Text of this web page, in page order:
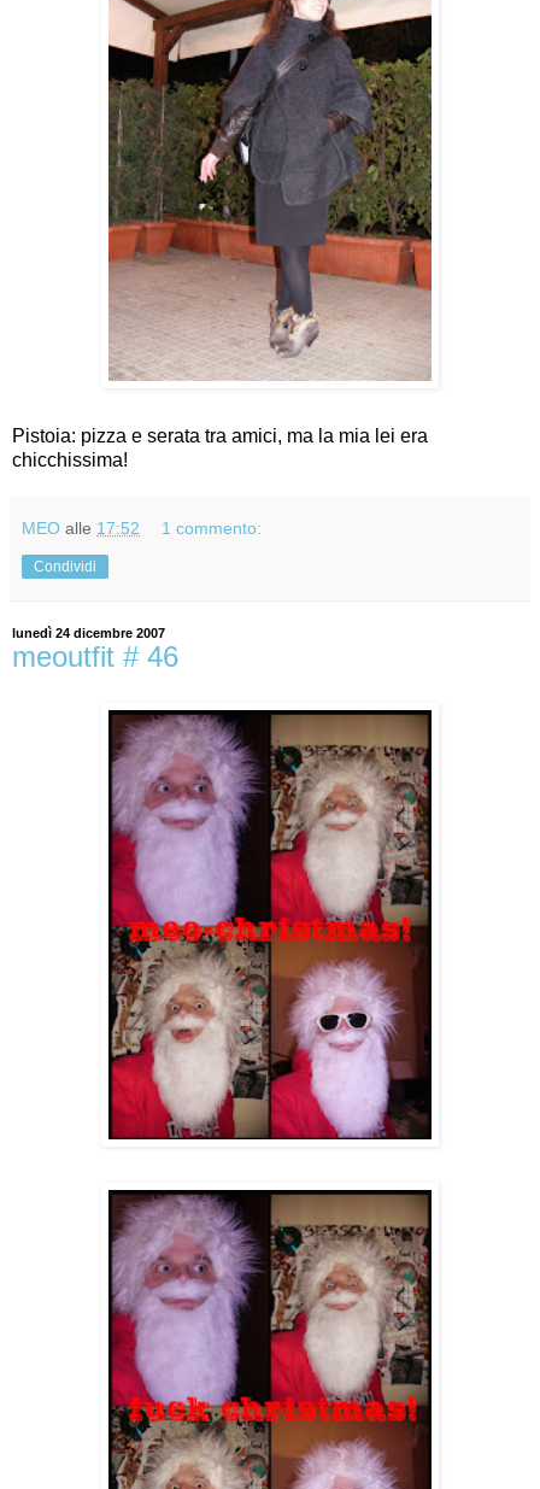
Pistoia: pizza e serata tra amici, ma la mia lei era
chicchissima!
MEO alle 17:52 1 commento:
Condividi
lunedì 24 dicembre 2007
meoutfit # 46